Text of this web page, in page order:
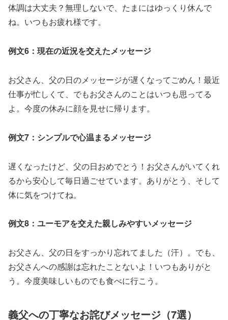
体調は大丈夫？無理しないで、たまにはゆっくり休んで
ね。いつもお疲れ様です。
例文6：現在の近況を交えたメッセージ
お父さん、父の日のメッセージが遅くなってごめん！最近
仕事が忙しくて、でもお父さんのことはいつも思ってる
よ。今度の休みに顔を見せに帰ります。
例文7：シンプルで心温まるメッセージ
遅くなったけど、父の日おめでとう！お父さんがいてくれ
るから安心して毎日過ごせています。ありがとう、そして
体に気をつけてね。
例文8：ユーモアを交えた親しみやすいメッセージ
お父さん、父の日をすっかり忘れてました（汗）。でも、
お父さんへの感謝は忘れたことないよ！いつもありがと
う。今度美味しいものでも食べに行こう。
義父への丁寧なお詫びメッセージ（7選）